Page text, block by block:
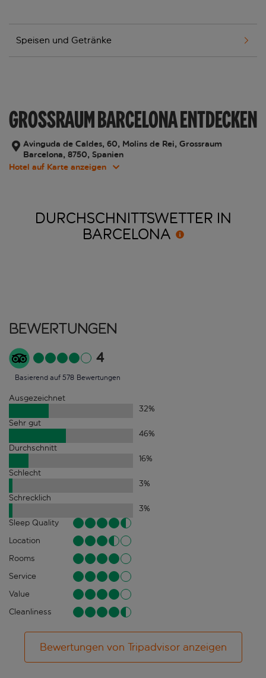
Speisen und Getränke
GROSSRAUM BARCELONA ENTDECKEN
Avinguda de Caldes, 60, Molins de Rei, Grossraum
Barcelona, 8750, Spanien
Hotel auf Karte anzeigen
DURCHSCHNITTSWETTER IN
BARCELONA
Bewertungen
4
Basierend auf 578 Bewertungen
Ausgezeichnet
32%
Sehr gut
46%
Durchschnitt
16%
Schlecht
3%
Schrecklich
3%
Sleep Quality
Location
Rooms
Service
Value
Cleanliness
Bewertungen von Tripadvisor anzeigen